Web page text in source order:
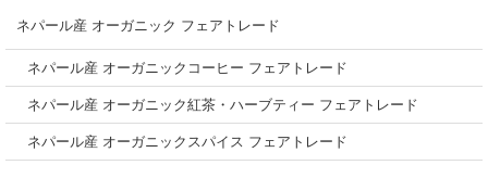
ネパール産 オーガニック フェアトレード
ネパール産 オーガニックコーヒー フェアトレード
ネパール産 オーガニック紅茶・ハーブティー フェアトレード
ネパール産 オーガニックスパイス フェアトレード